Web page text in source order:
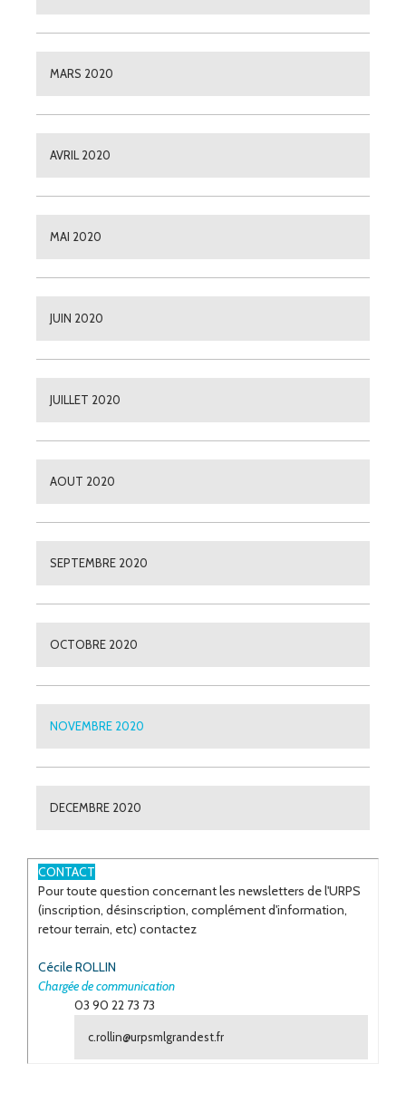
MARS 2020
AVRIL 2020
MAI 2020
JUIN 2020
JUILLET 2020
AOUT 2020
SEPTEMBRE 2020
OCTOBRE 2020
NOVEMBRE 2020
DECEMBRE 2020
CONTACT
Pour toute question concernant les newsletters de l'URPS
(inscription, désinscription, complément d'information,
retour terrain, etc) contactez
Cécile ROLLIN
Chargée de communication
03 90 22 73 73
c.rollin@urpsmlgrandest.fr